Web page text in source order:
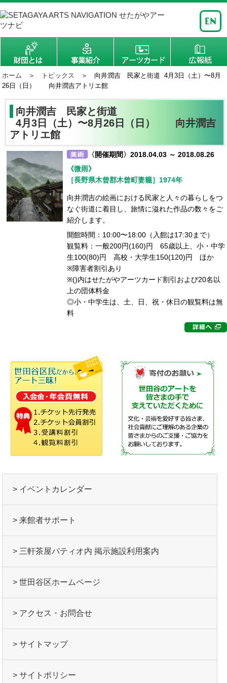
ホーム ＞ トピックス
＞ 向井潤吉 民家と街道 4月3日（土）〜8月
26日（日） 向井潤吉アトリエ館
向井潤吉 民家と街道
4月3日（土）〜8月26日（日） 向井潤吉
アトリエ館
〈開催期間〉2018.04.03 ～ 2018.08.26
《微雨》
［長野県木曾郡木曾町妻籠］1974年
向井潤吉の絵画における民家と人々の暮らしをつ
なぐ街道に着目し、旅情に溢れた作品の数々をご
紹介します。
開館時間：10:00〜18:00（入館は17:30まで）
観覧料：一般200円(160)円 65歳以上、小・中学
生100(80)円 高校・大学生150(120)円 ほか
※障害者割引あり
※()内はせたがやアーツカード割引および20名以
上の団体料金
◎小・中学生は、土、日、祝・休日の観覧料は無
料
> イベントカレンダー
> 来館者サポート
> 三軒茶屋パティオ内 掲示施設利用案内
> 世田谷区ホームページ
> アクセス・お問合せ
> サイトマップ
> サイトポリシー